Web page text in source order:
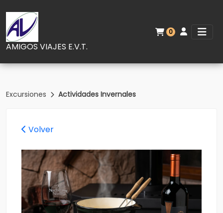
AMIGOS VIAJES E.V.T.
0
Excursiones Actividades Invernales
Volver